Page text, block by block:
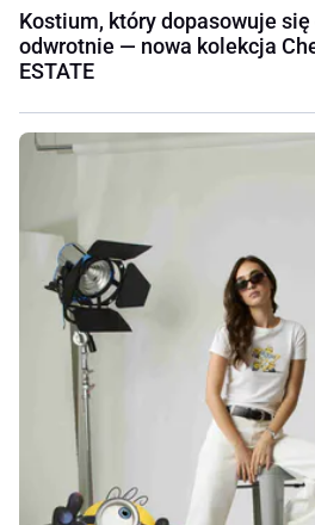
Kostium, który dopasowuje się
odwrotnie — nowa kolekcja
ESTATE